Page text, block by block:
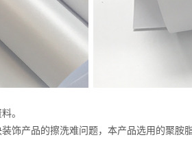
。
饰产品的擦洗难问题，本产品选用的聚胺脂